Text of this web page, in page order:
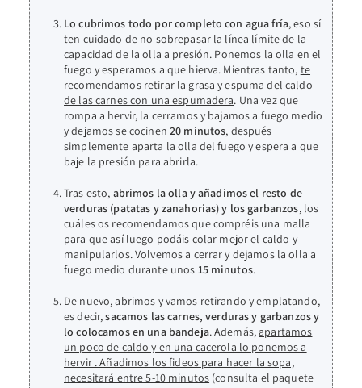
Lo cubrimos todo por completo con agua fría, eso sí
ten cuidado de no sobrepasar la línea límite de la
capacidad de la olla a presión. Ponemos la olla en el
fuego y esperamos a que hierva. Mientras tanto, te
recomendamos retirar la grasa y espuma del caldo
de las carnes con una espumadera. Una vez que
rompa a hervir, la cerramos y bajamos a fuego medio
y dejamos se cocinen 20 minutos, después
simplemente aparta la olla del fuego y espera a que
baje la presión para abrirla.
Tras esto, abrimos la olla y añadimos el resto de
verduras (patatas y zanahorias) y los garbanzos, los
cuáles os recomendamos que compréis una malla
para que así luego podáis colar mejor el caldo y
manipularlos. Volvemos a cerrar y dejamos la olla a
fuego medio durante unos 15 minutos.
De nuevo, abrimos y vamos retirando y emplatando,
es decir,sacamos las carnes, verduras y garbanzos y
lo colocamos en una bandeja. Además,apartamos
un poco de caldo y en una cacerola lo ponemos a
hervir . Añadimos los fideos para hacer la sopa,
necesitará entre 5-10 minutos (consulta el paquete